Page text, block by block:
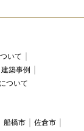
いて
建築事例
ついて
船橋市
佐倉市